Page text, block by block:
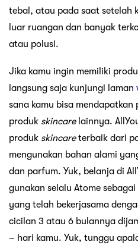
tebal, atau pada saat setelah
luar ruangan dan banyak
atau polusi.
Jika kamu ingin memiliki
langsung saja kunjungi laman
sana kamu bisa mendapatkan
produk skincarelainnya.
produk skincareterbaik dari
mengunakan bahan alami
dan parfum. Yuk, belanja di
gunakan selalu Atome
yang telah bekerjasama
cicilan 3 atau 6 bulannya
– hari kamu. Yuk, tunggu